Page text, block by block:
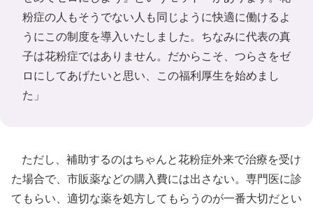
粉症の人もそうでない人も同じように快適に働けるよ
うにこの制度を導入いたしました。ちなみに代表の真
子は花粉症ではありません。だからこそ、つらさをゼ
ロにしてあげたいと思い、この福利厚生を始めまし
た」
ただし、補助するのはちゃんと花粉症外来で治療を受け
た場合で、市販薬などの購入費には出さない。専門医に診
てもらい、適切な薬を処方してもらうのが一番大切だとい